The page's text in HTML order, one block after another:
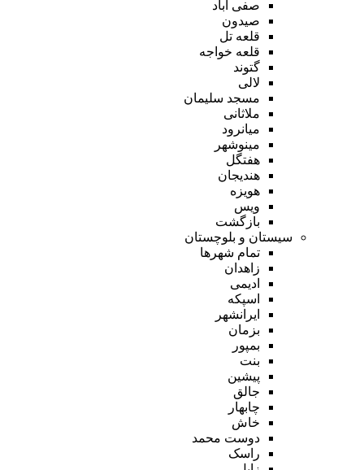
صفی آباد
صیدون
قلعه تل
قلعه خواجه
گتوند
لالی
مسجد سلیمان
ملاثانی
میانرود
مینوشهر
هفتگل
هندیجان
هویزه
ویس
بازگشت
سیستان و بلوچستان
تمام شهر‌ها
زاهدان
ادیمی
اسپکه
ایرانشهر
بزمان
بمپور
بنت
پیشین
جالق
چابهار
خاش
دوست محمد
راسک